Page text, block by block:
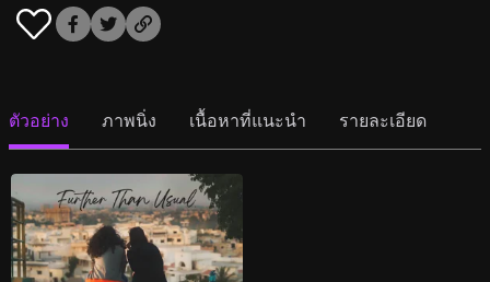
ตัวอย่าง ภาพนิ่ง เนื้อหาที่แนะนำ รายละเอียด